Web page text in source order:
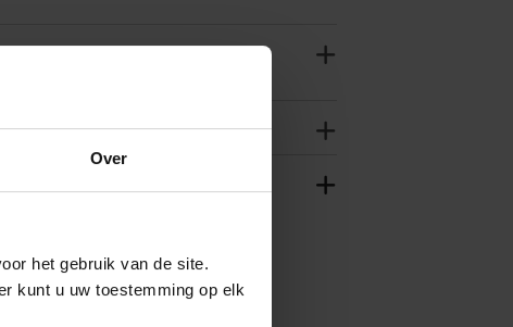
Over
het gebruik van de site.
kunt u uw toestemming op elk